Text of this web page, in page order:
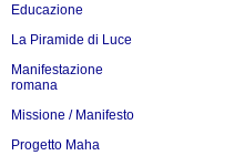
Educazione
La Piramide di Luce
Manifestazione
romana
Missione / Manifesto
Progetto Maha